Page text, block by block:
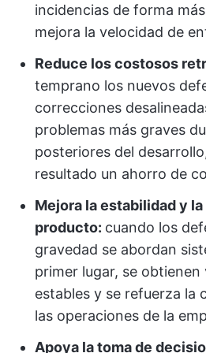
incidencias de forma
mejora la velocidad de
Reduce los costosos
temprano los nuevos
correcciones
problemas más graves
posteriores del
resultado un ahorro de
Mejora la estabilidad y
producto: cuando los
gravedad se abordan
primer lugar, se obtienen
estables y se refuerza la
las operaciones de la
Apoya la toma de